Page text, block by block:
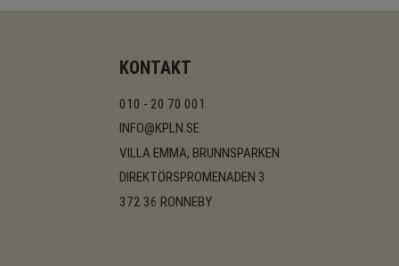
KONTAKT
010 - 20 70 001
INFO@KPLN.SE
VILLA EMMA, BRUNNSPARKEN
DIREKTÖRSPROMENADEN 3
372 36 RONNEBY